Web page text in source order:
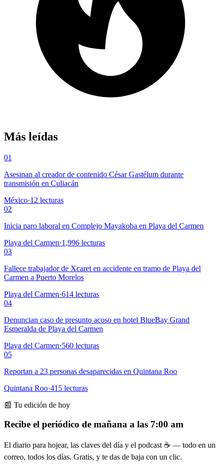
Más leídas
01
Asesinan al creador de contenido César Gastélum durante
transmisión en Culiacán
México·12 lecturas
02
Inicia paro laboral en Complejo Mayakoba en Playa del Carmen
Playa del Carmen·1,996 lecturas
03
Fallece trabajador de Xcaret en accidente en tramo de Playa del
Carmen a Puerto Morelos
Playa del Carmen·614 lecturas
04
Denuncian caso de presunto acoso en hotel BlueBay Grand
Esmeralda de Playa del Carmen
Playa del Carmen·560 lecturas
05
Reportan a 23 personas desaparecidas en Quintana Roo
Quintana Roo·415 lecturas
📰 Tu edición de hoy
Recibe el periódico de mañana a las 7:00 am
El diario para hojear, las claves del día y el podcast ☕ — todo en un
correo, todos los días. Gratis, y te das de baja con un clic.